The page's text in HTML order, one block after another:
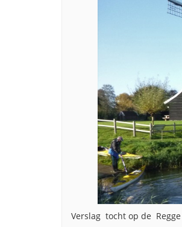
Verslag tocht op de